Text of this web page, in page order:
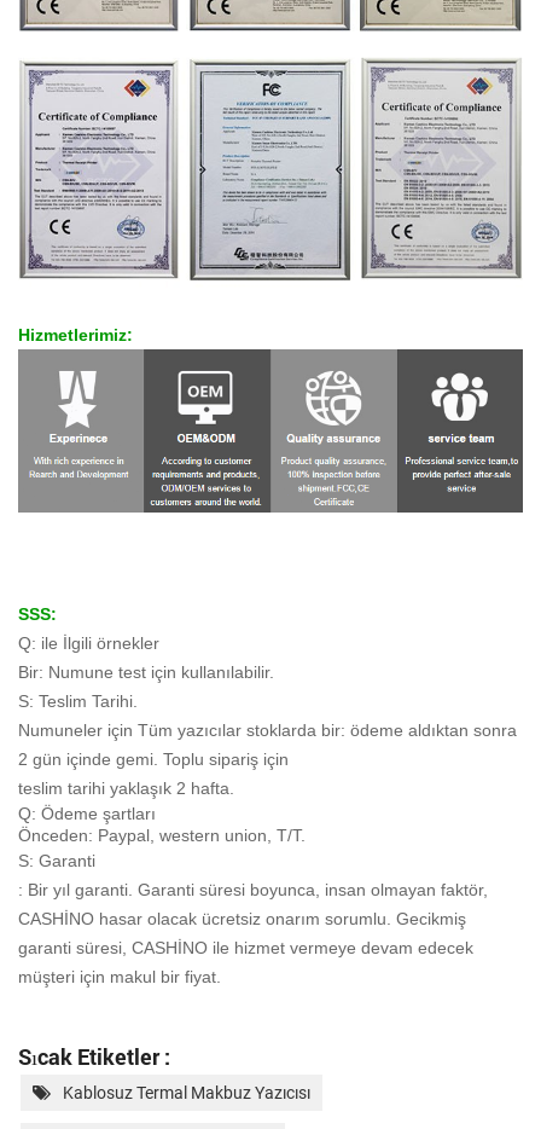
Hizmetlerimiz:
SSS:
Q: ile İlgili örnekler
Bir: Numune test için kullanılabilir.
S: Teslim Tarihi.
Numuneler için Tüm yazıcılar stoklarda bir: ödeme aldıktan sonra
2 gün içinde gemi. Toplu sipariş için
teslim tarihi yaklaşık 2 hafta.
Q: Ödeme şartları
Önceden: Paypal, western union, T/T.
S: Garanti
: Bir yıl garanti. Garanti süresi boyunca, insan olmayan faktör,
CASHİNO hasar olacak ücretsiz onarım sorumlu. Gecikmiş
garanti süresi, CASHİNO ile hizmet vermeye devam edecek
müşteri için makul bir fiyat.
Sıcak Etiketler :
Kablosuz Termal Makbuz Yazıcısı